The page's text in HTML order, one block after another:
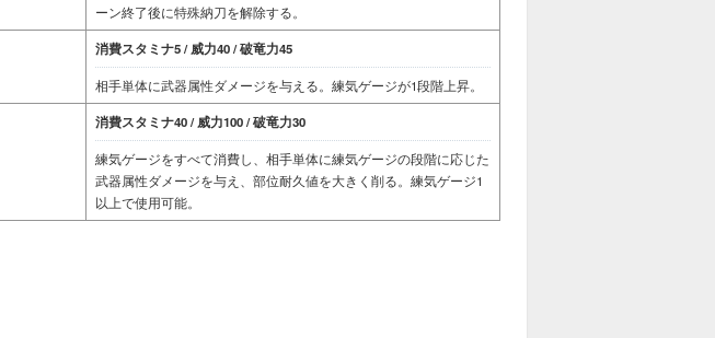
ーン終了後に特殊納刀を解除する。
消費スタミナ5 / 威力40 / 破竜力45
相手単体に武器属性ダメージを与える。練気ゲージが1段階上昇。
消費スタミナ40 / 威力100 / 破竜力30
練気ゲージをすべて消費し、相手単体に練気ゲージの段階に応じた
武器属性ダメージを与え、部位耐久値を大きく削る。練気ゲージ1
以上で使用可能。